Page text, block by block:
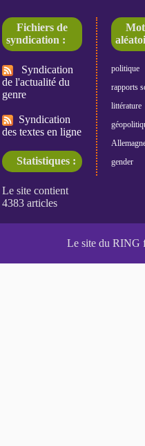
Fichiers de
syndication :
Syndication
de l'actualité du
genre
Syndication
des textes en ligne
Statistiques :
politique
rapports
littérature
gender
Le site du RING